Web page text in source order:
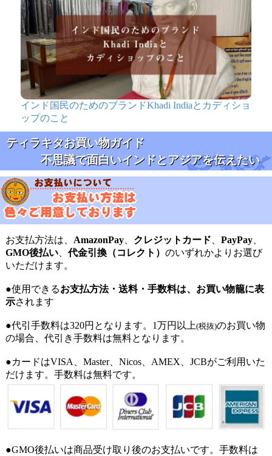
インド国民のためのブランドKhadi Indiaとカディショ
ップのこと
ティラキタお買い物ガイド
不思議で面白いインドとアジアを伝えたい
お支払方法は、 AmazonPay、 クレジットカード PayPay、
GMO後払い、代金引換（コレクト） のいずれかよりお選び
いただけます。
●使用できるお支払方法・送料・手数料は、お買い物籠に表
示されます
●代引手数料は320円となります。1万円以上(税抜)のお買い物
の場合、代引き手数料は無料となります。
●カードはVISA、Master、Nicos、AMEX、JCBがご利用いた
だけます。手数料は無料です。
●GMO後払いは商品受け取り後のお支払いです。手数料は